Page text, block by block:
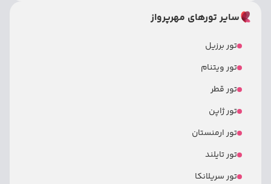
سایر تورهای مهرپرواز
تور برزیل
تور ویتنام
تور قطر
تور ژاپن
تور ارمنستان
تور تایلند
تور سریلانکا